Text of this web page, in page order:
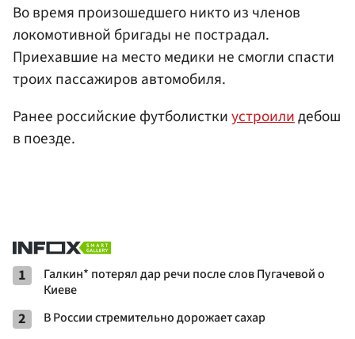
Во время произошедшего никто из членов
локомотивной бригады не пострадал.
Приехавшие на место медики не смогли спасти
троих пассажиров автомобиля.
Ранее российские футболисткиустроилидебош
в поезде.
1
Галкин* потерял дар речи после слов Пугачевой о
Киеве
2 В России стремительно дорожает сахар